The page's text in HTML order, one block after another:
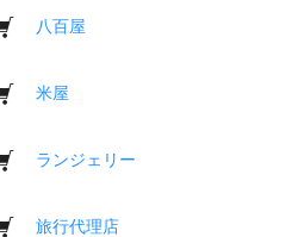
八百屋
米屋
ランジェリー
旅行代理店